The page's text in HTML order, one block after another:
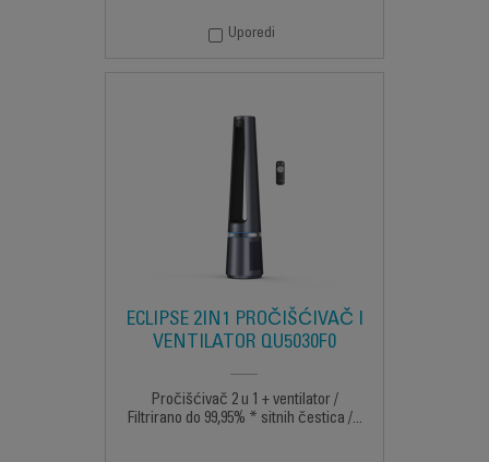
Uporedi
ECLIPSE 2IN1 PROČIŠĆIVAČ I
VENTILATOR QU5030F0
Pročišćivač 2 u 1 + ventilator /
Filtrirano do 99,95% * sitnih čestica /...